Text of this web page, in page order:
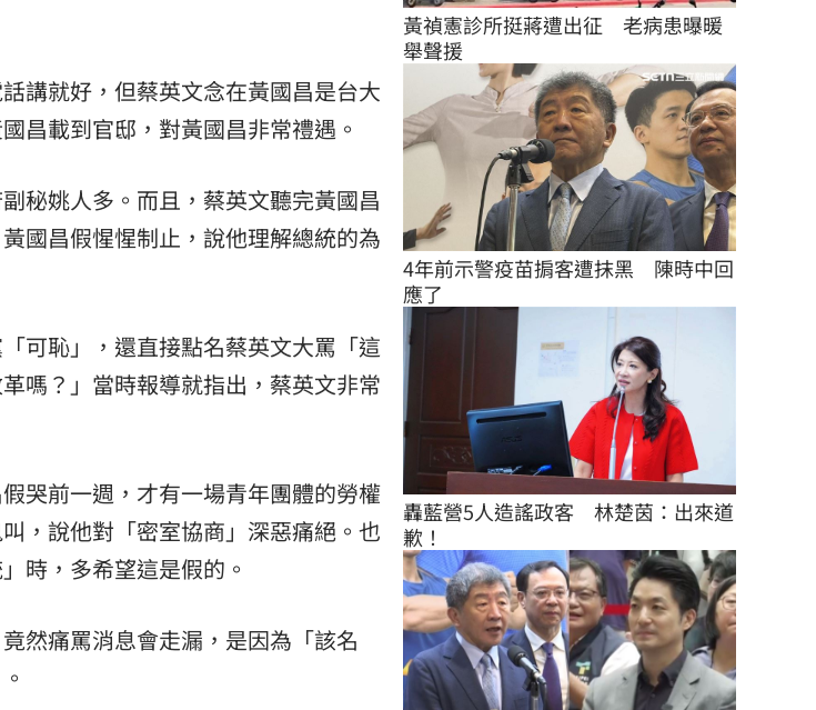
講就好，但蔡英文念在黃國昌是台大
昌載到官邸，對黃國昌非常禮遇。
秘姚人多。而且，蔡英文聽完黃國昌
國昌假惺惺制止，說他理解總統的為
可恥」，還直接點名蔡英文大罵「這
嗎？」當時報導就指出，蔡英文非常
哭前一週，才有一場青年團體的勞權
，說他對「密室協商」深惡痛絕。也
時，多希望這是假的。
然痛罵消息會走漏，是因為「該名
黃禎憲診所挺蔣遭出征　老病患曝暖
舉聲援
4年前示警疫苗掮客遭抹黑　陳時中回
應了
轟藍營5人造謠政客　林楚茵：出來道
歉！